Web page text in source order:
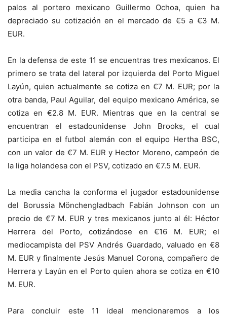
palos al portero mexicano Guillermo Ochoa, quien ha
depreciado su cotización en el mercado de €5 a €3 M.
EUR.
En la defensa de este 11 se encuentras tres mexicanos. El
primero se trata del lateral por izquierda del Porto Miguel
Layún, quien actualmente se cotiza en€7 M. EUR; por la
otra banda, Paul Aguilar, del equipo mexicano América, se
cotiza en €2.8 M. EUR. Mientras que en la central se
encuentran el estadounidense John Brooks, el cual
participa en el futbol alemán con el equipo Hertha BSC,
con un valor de €7 M. EUR y Hector Moreno, campeón de
la liga holandesa con el PSV, cotizado en €7.5 M. EUR.
La media cancha la conforma el jugador estadounidense
del Borussia Mönchengladbach Fabián Johnson con un
precio de €7 M. EUR y tres mexicanos junto al él: Héctor
Herrera del Porto, cotizándose en€16 M. EUR; el
mediocampista del PSV Andrés Guardado, valuado en €8
M. EUR y finalmente Jesús Manuel Corona, compañero de
Herrera y Layún en el Porto quien ahora se cotiza en €10
M. EUR.
Para concluir este 11 ideal mencionaremos a los